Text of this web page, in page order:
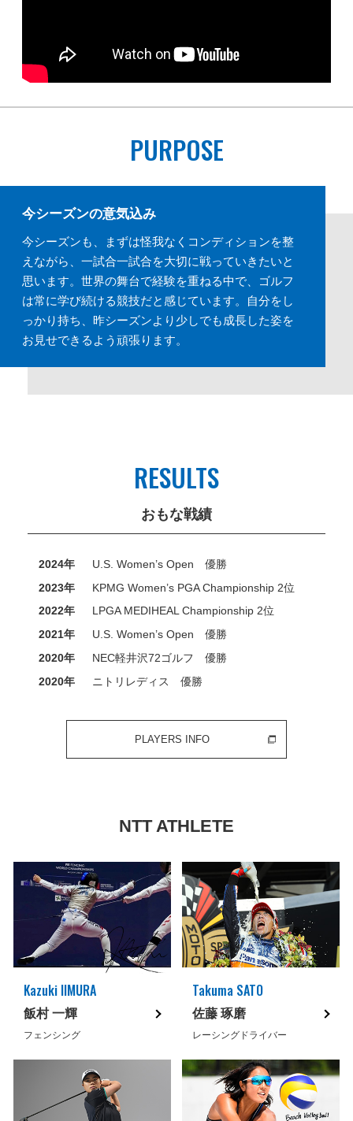
PURPOSE
今シーズンの意気込み
今シーズンも、まずは怪我なくコンディションを整
えながら、一試合一試合を大切に戦っていきたいと
思います。世界の舞台で経験を重ねる中で、ゴルフ
は常に学び続ける競技だと感じています。自分をし
っかり持ち、昨シーズンより少しでも成長した姿を
お見せできるよう頑張ります。
RESULTS
おもな戦績
2024年
U.S. Women’s Open 優勝
2023年
KPMG Women’s PGA Championship 2位
2022年
LPGA MEDIHEAL Championship 2位
2021年
U.S. Women’s Open 優勝
2020年
NEC軽井沢72ゴルフ 優勝
2020年
ニトリレディス 優勝
PLAYERS INFO
NTT ATHLETE
Kazuki IIMURA
飯村 一輝
フェンシング
Takuma SATO
佐藤 琢磨
レーシングドライバー